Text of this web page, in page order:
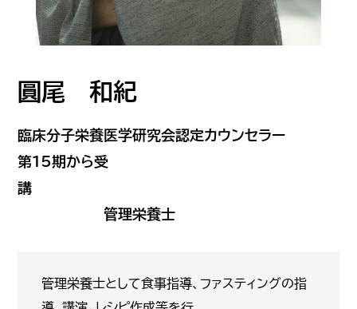
圓尾 和紀
臨床分子栄養医学研究会認定カウンセラー
第15期から受
講
管理栄養士
管理栄養士として食事指導、ファスティングの指